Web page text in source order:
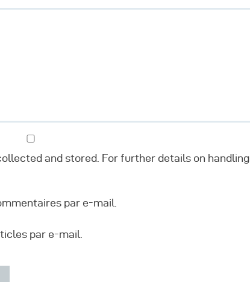
and stored. For further details on handling
par e-mail.
par e-mail.